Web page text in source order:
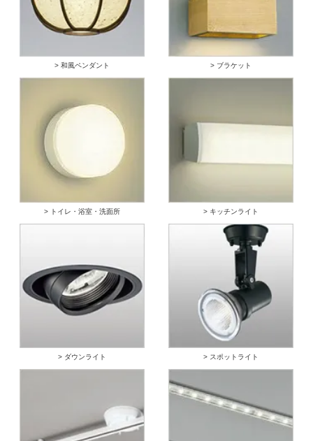
> 和風ペンダント > ブラケット
> トイレ・浴室・洗面所 > キッチンライト
> ダウンライト > スポットライト